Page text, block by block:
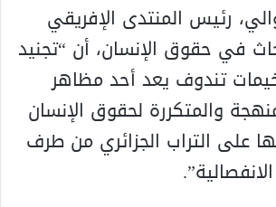
رئيس المنتدى الإفريقي
في حقوق الإنسان، أن “تجنيد
تندوف يعد أحد مظاهر
والمتكررة لحقوق الإنسان
على التراب الجزائري من طرف